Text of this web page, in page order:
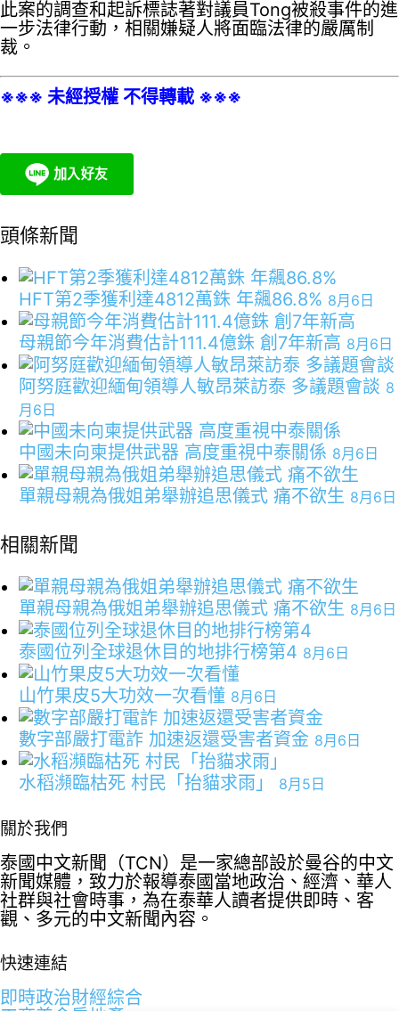
此案的調查和起訴標誌著對議員Tong被殺事件的進
一步法律行動，相關嫌疑人將面臨法律的嚴厲制
裁。
※※※ 未經授權 不得轉載 ※※※
頭條新聞
HFT第2季獲利達4812萬銖 年飆86.8% 8月6日
母親節今年消費估計111.4億銖 創7年新高 8月6日
阿努庭歡迎緬甸領導人敏昂萊訪泰 多議題會談 8
月6日
中國未向柬提供武器 高度重視中泰關係 8月6日
單親母親為俄姐弟舉辦追思儀式 痛不欲生 8月6日
相關新聞
單親母親為俄姐弟舉辦追思儀式 痛不欲生 8月6日
泰國位列全球退休目的地排行榜第4 8月6日
山竹果皮5大功效一次看懂 8月6日
數字部嚴打電詐 加速返還受害者資金 8月6日
水稻瀕臨枯死 村民「抬貓求雨」 8月5日
關於我們
泰國中文新聞（TCN）是一家總部設於曼谷的中文
新聞媒體，致力於報導泰國當地政治、經濟、華人
社群與社會時事，為在泰華人讀者提供即時、客
觀、多元的中文新聞內容。
快速連結
即時政治財經綜合